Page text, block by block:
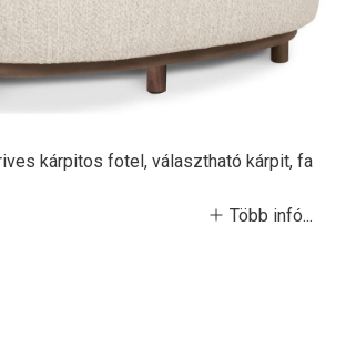
kárpitos fotel, választható kárpit, fa
Több infó...